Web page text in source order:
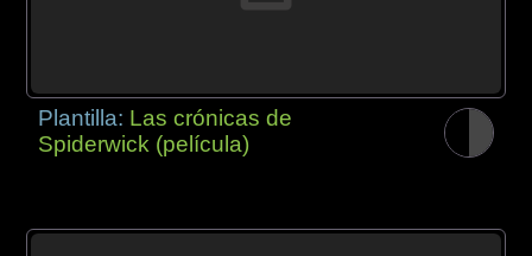
Plantilla: Las crónicas de
Spiderwick (película)